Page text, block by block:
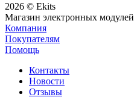
2026 © Ekits
Магазин электронных модулей
Компания
Покупателям
Помощь
Контакты
Новости
Отзывы